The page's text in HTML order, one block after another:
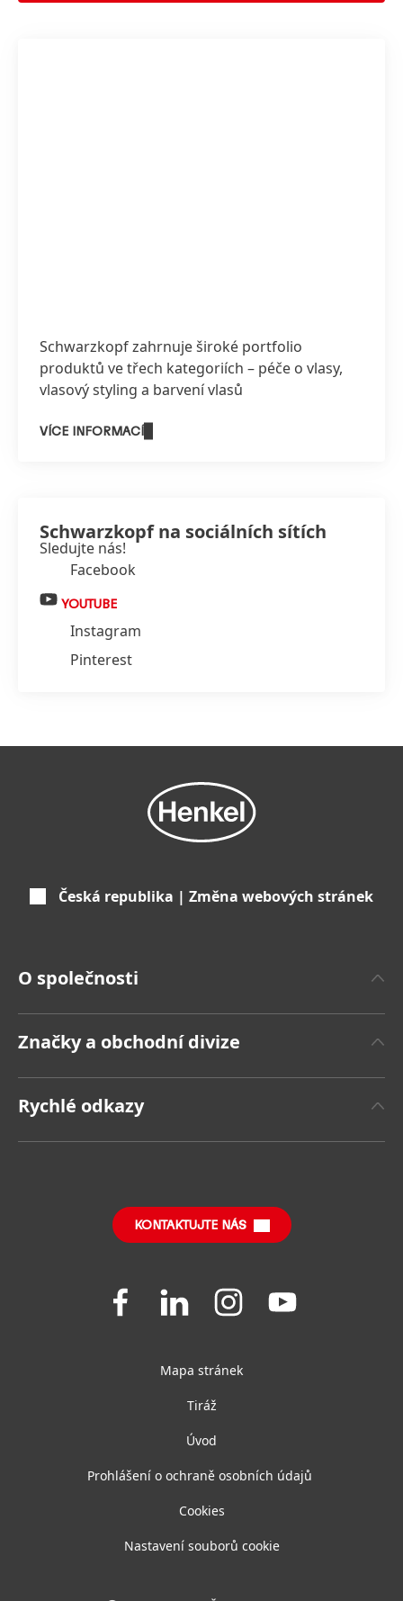
Schwarzkopf zahrnuje široké portfolio
produktů ve třech kategoriích – péče o vlasy,
vlasový styling a barvení vlasů
VÍCE INFORMACÍ
Schwarzkopf na sociálních sítích
Sledujte nás!
Facebook
YOUTUBE
Instagram
Pinterest
Česká republika | Změna webových stránek
O společnosti
Tiskové zprávy
Výroční zprávy
Značky a obchodní divize
SDS, TDS, RoHS, RDS, Product Information
Rychlé odkazy
Často kladené dotazyKONTAKTUJTE NÁS
Join
Join
on
Join
on
Join
on
Mapa stránek
Tiráž
Úvod
Prohlášení o ochraně osobních údajů
Cookies
Nastavení souborů cookie